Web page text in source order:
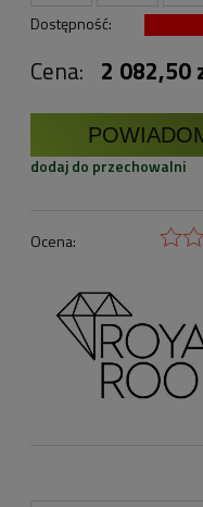
Dostępność:
Cena: 2 082,50
dodaj do przechowalni
Ocena: